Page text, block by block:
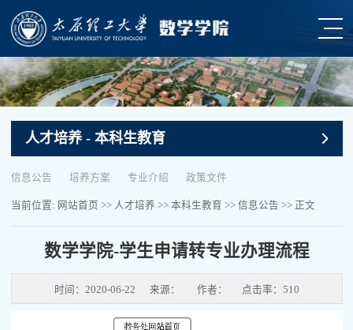
人才培养 - 本科生教育
信息公告 培养方案 专业介绍 政策文件
当前位置: 网站首页 >> 人才培养 >> 本科生教育 >> 信息公告 >> 正文
数学学院-学生申请转专业办理流程
时间：2020-06-22 来源： 作者： 点击率： 510